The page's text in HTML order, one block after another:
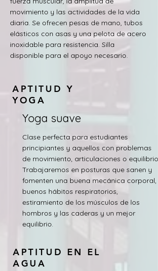
movimiento y las actividades de la vida
diaria. Se ofrecen pesas de mano, tubos
elásticos con asas y una pelota de acero
inoxidable para resistencia. Silla
disponible para el apoyo necesario.
APTITUD Y
YOGA
Yoga suave
Clase perfecta para estudiantes
principiantes y aquellos con problemas
de movimiento, articulaciones o equilibrio.
Trabajaremos en posturas que sanen y
fomenten una buena mecánica corporal,
buenos hábitos respiratorios,
estiramiento de los músculos de los
hombros y las caderas y un mejor
equilibrio.
APTITUD EN EL
AGUA